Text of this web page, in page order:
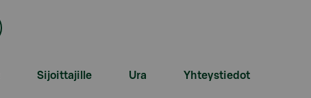
Sijoittajille Ura Yhteystiedot